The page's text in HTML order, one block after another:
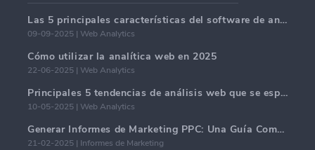
Las 5 principales características del software de análisis web en 2025.
09-09-2025 | Web Analytics
Cómo utilizar la analítica web en 2025
22-06-2025 | Web Analytics
Principales 5 tendencias de análisis web que se espera dominen en 2025
10-05-2025 | Web Analytics
Generar Informes de Marketing PPC: Una Guía Completa
21-02-2025 | Informes de Marketing